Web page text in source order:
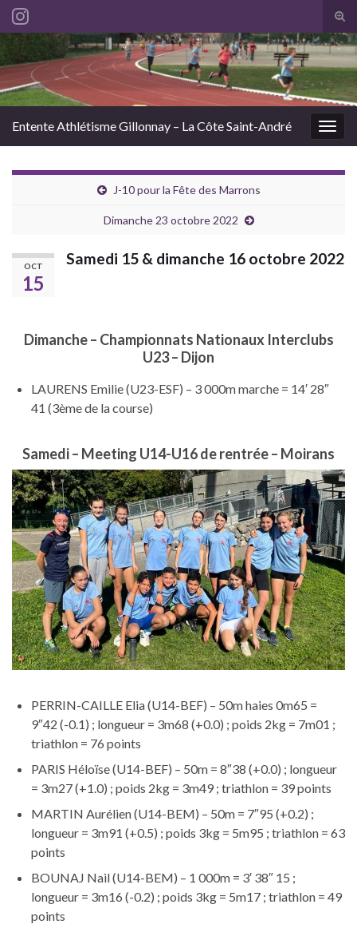
Search for:
Entente Athlétisme Gillonnay – La Côte Saint-André
J-10 pour la Fête des Marrons
Dimanche 23 octobre 2022
OCT
15
Samedi 15 & dimanche 16 octobre 2022
Dimanche – Championnats Nationaux Interclubs
U23 – Dijon
LAURENS Emilie (U23-ESF) – 3 000m marche = 14′ 28″
41 (3ème de la course)
Samedi – Meeting U14-U16 de rentrée – Moirans
PERRIN-CAILLE Elia (U14-BEF) – 50m haies 0m65 =
9″42 (-0.1) ; longueur = 3m68 (+0.0) ; poids 2kg = 7m01 ;
triathlon = 76 points
PARIS Héloïse (U14-BEF) – 50m = 8″38 (+0.0) ; longueur
= 3m27 (+1.0) ; poids 2kg = 3m49 ; triathlon = 39 points
MARTIN Aurélien (U14-BEM) – 50m = 7″95 (+0.2) ;
longueur = 3m91 (+0.5) ; poids 3kg = 5m95 ; triathlon = 63
points
BOUNAJ Nail (U14-BEM) – 1 000m = 3′ 38″ 15 ;
longueur = 3m16 (-0.2) ; poids 3kg = 5m17 ; triathlon = 49
points